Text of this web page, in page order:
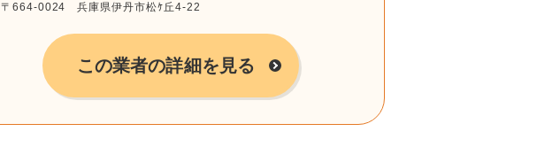
〒664-0024 兵庫県伊丹市松ｹ丘4-22
この業者の詳細を見る